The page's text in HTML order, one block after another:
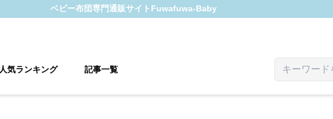
ベビー布団専門通販サイト Fuwafuwa-Baby
人気ランキング 記事一覧